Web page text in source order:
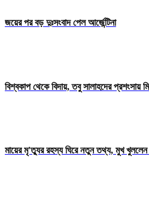
জয়ের পর বড় দুঃসংবাদ পেল আর্জেন্টিনা
বিশ্বকাপ থেকে বিদায়, তবু সালাহদের প্রশংসায়
মায়ের মৃ'ত্যুর রহস্য ঘিরে নতুন তথ্য, মুখ খুললেন